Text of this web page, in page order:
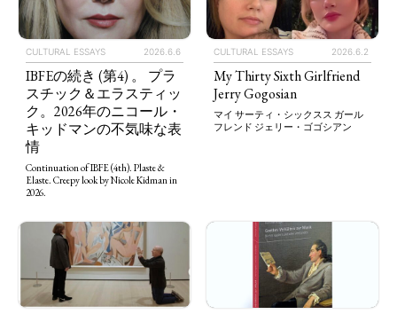
CULTURAL ESSAYS 2026.6.6
IBFEの続き (第4) 。 プラ
スチック＆エラスティッ
ク。2026年のニコール・
キッドマンの不気味な表
情
Continuation of IBFE (4th). Plaste &
Elaste. Creepy look by Nicole Kidman in
2026.
CULTURAL ESSAYS 2026.6.2
My Thirty Sixth Girlfriend
Jerry Gogosian
マイ サーティ・シックスス ガール
フレンド ジェリー・ゴゴシアン